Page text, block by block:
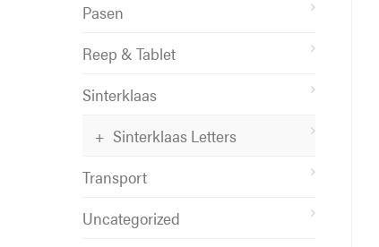
Pasen
Reep & Tablet
Sinterklaas
Sinterklaas Letters
Transport
Uncategorized